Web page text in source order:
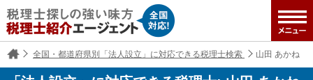
全国・都道府県別「法人設立」に対応できる税理士検索 山田 あかね